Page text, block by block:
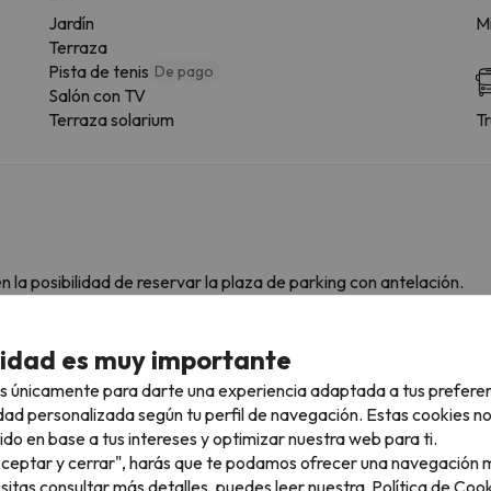
Jardín
Terraza
Pista de tenis De pago
Salón con TV
Terraza solarium
posibilidad de reservar la plaza de parking con antelación.
sus condiciones es imprescindible que nos mandes un
es muy importante
únicamente para darte una experiencia adaptada a tus
personalizada según tu perfil de navegación. Estas cookies
en base a tus intereses y optimizar nuestra web para ti.
y cerrar", harás que te podamos ofrecer una navegación
consultar más detalles, puedes leer nuestra Política de